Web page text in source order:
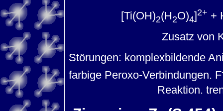
[Ti(OH)2(H2O)4]2+ +
Zusatz von
Störungen: komplexbildende
farbige Peroxo-Verbindungen. F
Reaktion.